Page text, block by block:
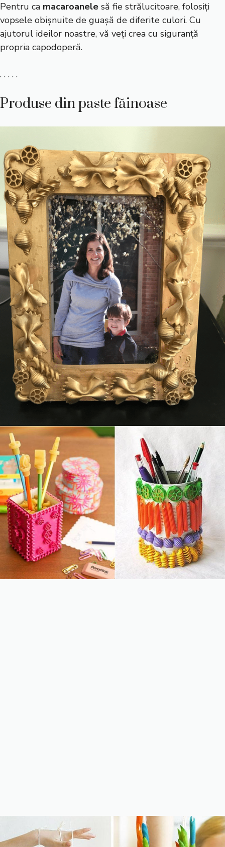
Pentru ca macaroanele să fie strălucitoare, folosiți
vopsele obișnuite de guașă de diferite culori. Cu
ajutorul ideilor noastre, vă veți crea cu siguranță
propria capodoperă.
. . . . .
Produse din paste făinoase